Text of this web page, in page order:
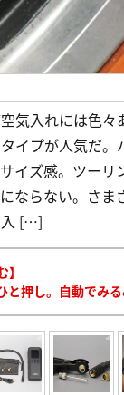
気入れには色
イプが人気だ
イズ感。ツー
ならない。さ
入 […]
と押し。自動でみ